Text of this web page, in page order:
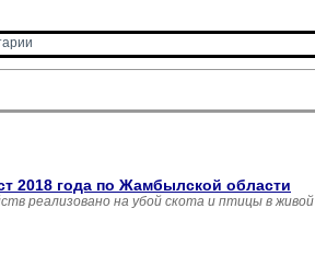
2018 года по Жамбылской области
реализовано на убой скота и птицы в